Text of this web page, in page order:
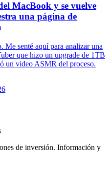
MacBook y se vuelve
una página de
senté aquí para analizar una
que hizo un upgrade de 1TB
un video ASMR del proceso.
de inversión. Información y